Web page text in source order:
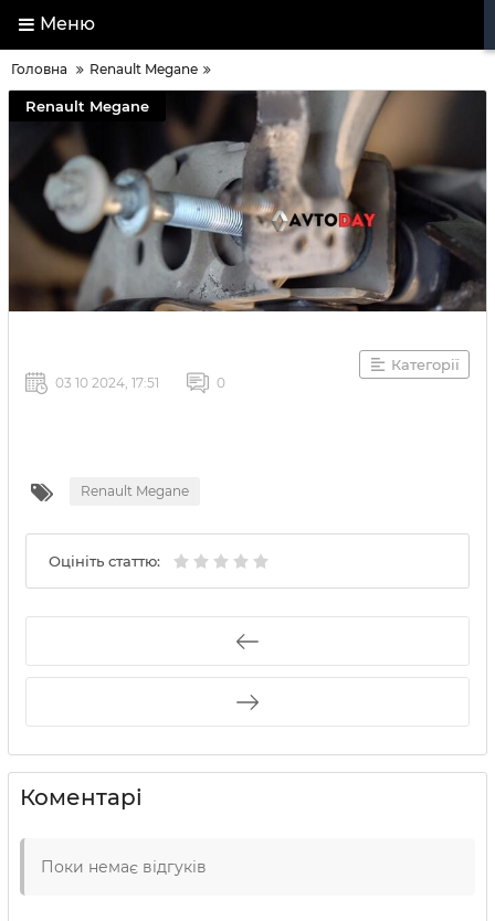
Меню
Головна Renault Megane
Renault Megane
Категорії
03 10 2024, 17:51 0
Renault Megane
Оцініть статтю:
Коментарі
Поки немає відгуків